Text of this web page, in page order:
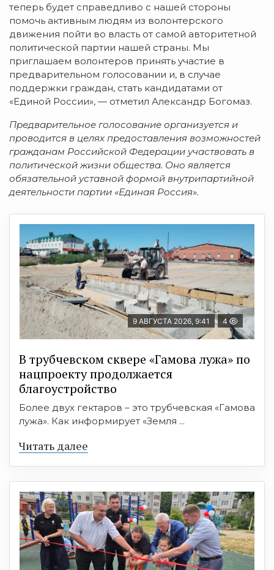
теперь будет справедливо с нашей стороны
помочь активным людям из волонтерского
движения пойти во власть от самой авторитетной
политической партии нашей страны. Мы
приглашаем волонтеров принять участие в
предварительном голосовании и, в случае
поддержки граждан, стать кандидатами от
«Единой России», — отметил Александр Богомаз.
Предварительное голосование организуется и
проводится в целях предоставления возможностей
гражданам Российской Федерации участвовать в
политической жизни общества. Оно является
обязательной уставной формой внутрипартийной
деятельности партии «Единая Россия».
9 АВГУСТА 2026, 9:41 4
В трубчевском сквере «Гамова лужа» по
нацпроекту продолжается
благоустройство
Более двух гектаров – это трубчевская «Гамова
лужа». Как информирует «Земля ...
Читать далее